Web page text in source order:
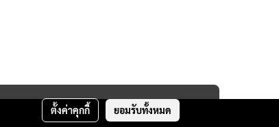
ตั้งค่าคุกกี้ ยอมรับทั้งหมด